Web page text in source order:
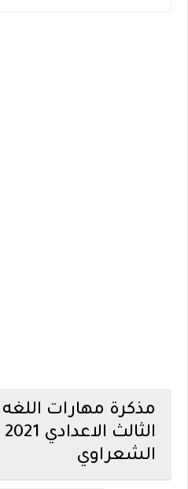
مذكرة مهارات
الشعراوي